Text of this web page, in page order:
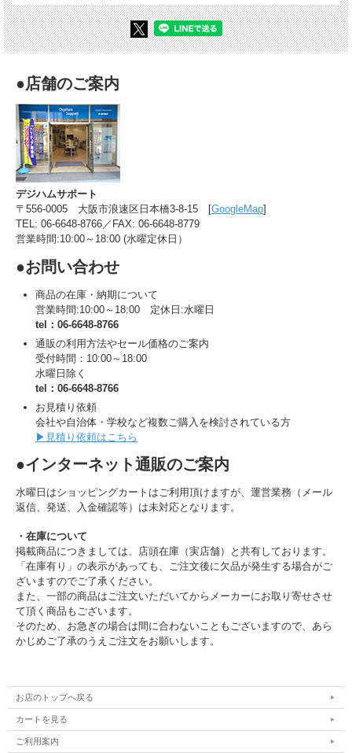
●店舗のご案内
デジハムサポート
〒556-0005 大阪市浪速区日本橋3-8-15 [GoogleMap]
TEL: 06-6648-8766／FAX: 06-6648-8779
営業時間:10:00～18:00 (水曜定休日）
●お問い合わせ
商品の在庫・納期について
営業時間:10:00～18:00 定休日:水曜日
tel：06-6648-8766
通販の利用方法やセール価格のご案内
受付時間：10:00～18:00
水曜日除く
tel：06-6648-8766
お見積り依頼
会社や自治体・学校など複数ご購入を検討されている方
▶見積り依頼はこちら
●インターネット通販のご案内
水曜日はショッピングカートはご利用頂けますが、運営業務（メール
返信、発送、入金確認等）は未対応となります。
・在庫について
掲載商品につきましては、店頭在庫（実店舗）と共有しております。
「在庫有り」の表示があっても、ご注文後に欠品が発生する場合がご
ざいますのでご了承ください。
また、一部の商品はご注文いただいてからメーカーにお取り寄せさせ
て頂く商品もございます。
そのため、お急ぎの場合は間に合わないこともございますので、あら
かじめご了承のうえご注文をお願いします。
お店のトップへ戻る
カートを見る
ご利用案内